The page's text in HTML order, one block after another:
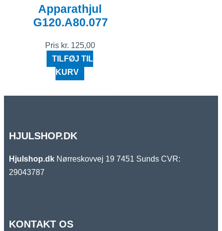
Apparathjul
G120.A80.077
Pris kr. 125,00
TILFØJ TIL
KURV
HJULSHOP.DK
Hjulshop.dk Nørreskovvej 19 7451 Sunds CVR:
29043787
KONTAKT OS